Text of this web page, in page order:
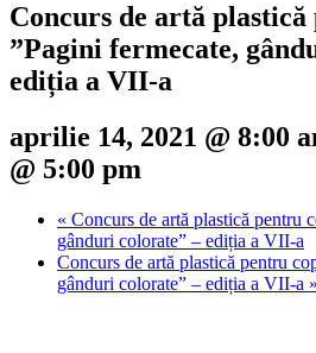
Concurs de artă
”Pagini fermecate,
ediția a VII-a
aprilie 14, 2021 @ 8:00
@ 5:00 pm
« Concurs de artă plastică pentru
gânduri colorate” – ediția a VII-a
Concurs de artă plastică pentru
gânduri colorate” – ediția a VII-a »